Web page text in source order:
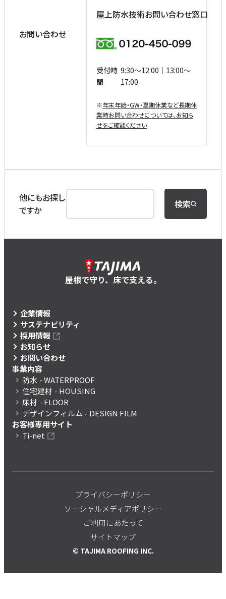
お問い合わせ
屋上防水技術お問い合わせ窓口
受付時
間
9:30〜12:00｜13:00〜
17:00
※年末年始・GW・夏期休業など⻑期休
業時お問い合わせについては、お知ら
せをご確認ください
他にもお探し
ですか
検索
屋根で守り、床で支える。
企業情報
サステナビリティ
採用情報
お知らせ
お問い合わせ
事業内容
防水 - WATERPROOF
住宅建材 - HOUSING
床材 - FLOOR
デザインフィルム - DESIGN FILM
お客様専用サイト
Ti-net
プライバシーポリシー
ソーシャルメディアポリシー
ご利用にあたって
サイトマップ
© TAJIMA ROOFING INC.